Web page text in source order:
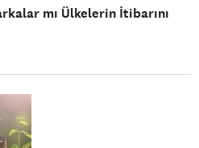
mı Ülkelerin İtibarını